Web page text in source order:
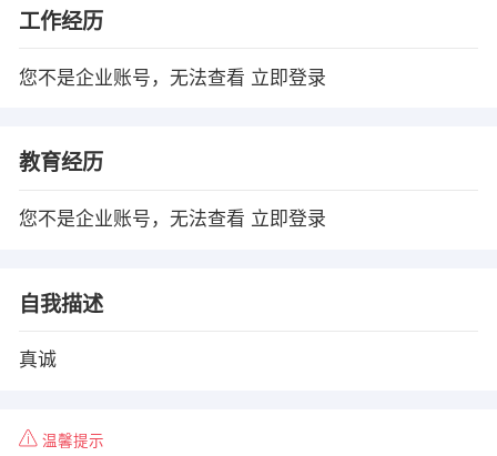
工作经历
您不是企业账号，无法查看 立即登录
教育经历
您不是企业账号，无法查看 立即登录
自我描述
真诚
温馨提示